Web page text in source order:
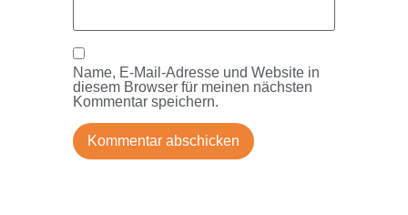
Name, E-Mail-Adresse und Website in
diesem Browser für meinen nächsten
Kommentar speichern.